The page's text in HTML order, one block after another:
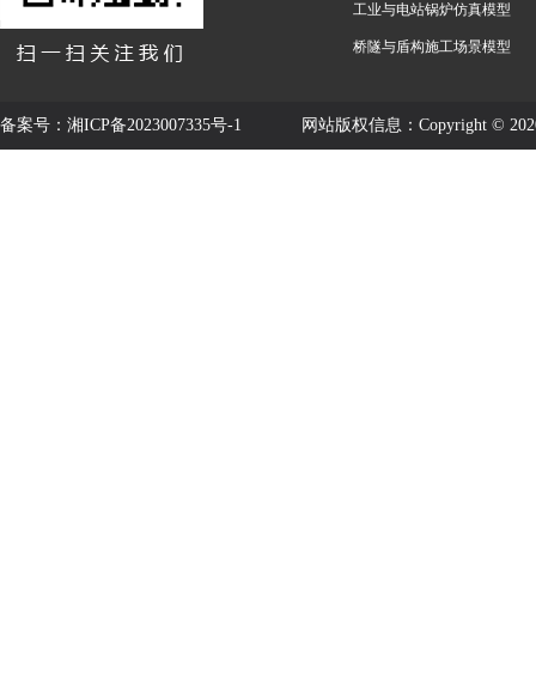
工业与电站锅炉仿真模型
桥隧与盾构施工场景模型
备案号： 湘ICP备2023007335号-1 网站版权信息：Copyright ©